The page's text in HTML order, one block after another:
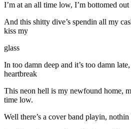
I’m at an all time low, I’m bottomed
And this shitty dive’s spendin all my
kiss my
glass
In too damn deep and it’s too damn
heartbreak
This neon hell is my newfound home,
time low.
Well there’s a cover band playin,